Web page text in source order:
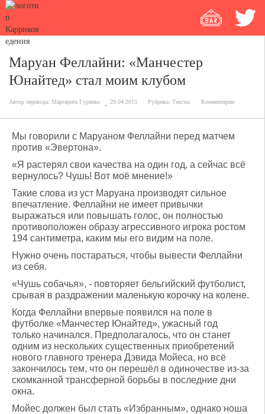
Маруан Феллайни: «Манчестер
Юнайтед» стал моим клубом
Автор перевода: Маргарита Гуриева 29.04.2015 Рубрика: Тексты Комментарии
Мы говорили с Маруаном Феллайни перед матчем
против «Эвертона».
«Я растерял свои качества на один год, а сейчас всё
вернулось? Чушь! Вот моё мнение!»
Такие слова из уст Маруана производят сильное
впечатление. Феллайни не имеет привычки
выражаться или повышать голос, он полностью
противоположен образу агрессивного игрока ростом
194 сантиметра, каким мы его видим на поле.
Нужно очень постараться, чтобы вывести Феллайни
из себя.
«Чушь собачья», - повторяет бельгийский футболист,
срывая в раздражении маленькую корочку на колене.
Когда Феллайни впервые появился на поле в
футболке «Манчестер Юнайтед», ужасный год
только начинался. Предполагалось, что он станет
одним из нескольких существенных приобретений
нового главного тренера Дэвида Мойеса, но всё
закончилось тем, что он перешёл в одиночестве из-за
скомканной трансферной борьбы в последние дни
окна.
Мойес должен был стать «Избранным», однако ноша